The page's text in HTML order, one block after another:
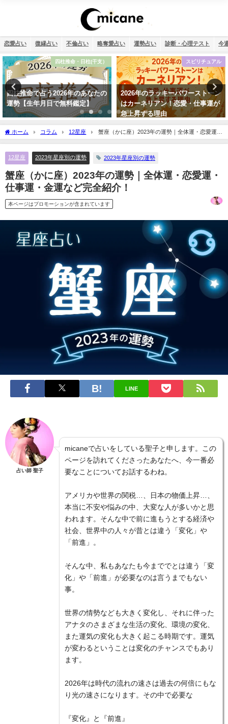
恋愛占い 復縁占い 不倫占い 略奪愛占い 運勢占い 診断・心理テスト 今
スピリチュアル
2026年のラッキーパワーストーン
はカーネリアン！恋愛・仕事運が
急上昇する理由
不倫
相性占い・既婚者なのに片思い…
この恋愛は上手くいく？諦めるべ
き？
ホーム コラム 12星座
蟹座（かに座）2023年の運勢｜全体運・恋愛運・
仕事運・金運など完全紹介！
12星座 2023年星座別の運勢 2023年星座別の運勢
蟹座（かに座）2023年の運勢｜全体運・恋愛運・
仕事運・金運など完全紹介！
本ページはプロモーションが含まれています
LINE
占い師 聖子
micaneで占いをしている聖子と申します。この
ページを訪れてくださったあなたへ、今一番必
要なことについてお話するわね。
アメリカや世界の関税…、日本の物価上昇…、
本当に不安や悩みの中、大変な人が多いかと思
われます。そんな中で前に進もうとする経済や
社会、世界中の人々が昔とは違う「変化」や
「前進」。
そんな中、私もあなたも今まででとは違う「変
化」や「前進」が必要なのは言うまでもない
事。
世界の情勢なども大きく変化し、それに伴った
アナタのさまざまな生活の変化、環境の変化、
また運気の変化も大きく起こる時期です。運気
が変わるということは変化のチャンスでもあり
ます。
2026年は時代の流れの速さは過去の何倍にもな
り光の速さになります。その中で必要な
『変化』と『前進』